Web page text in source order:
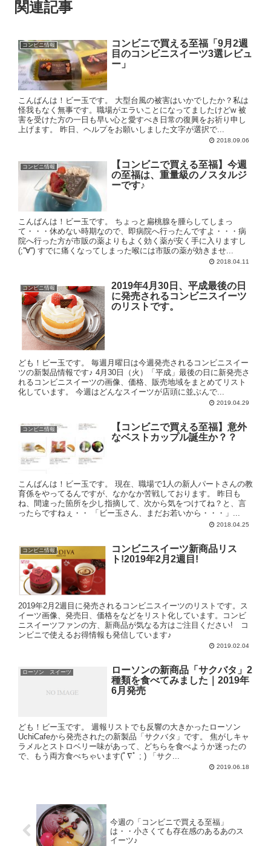
関連記事
コンビニ情報
コンビニで買える至福「9月2週
目のコンビニスイーツ3選レビュ
ー」
こんばんは！ビー玉です。 大型台風の被害はいかでしたか？私は
怪我もなく無事です。職場がエラいことになってましたけどw 被
害を受けた方の一日も早い心と愛すべき日常の復興をお祈り申し
上げます。 昨日、ヘルプをお願いしました文字が選択で...
2018.09.06
コンビニ情報
【コンビニで買える至福】今週
の至福は、重量級のノスタルジ
ーです♪
こんばんは！ビー玉です。 ちょっと扁桃腺を腫らしてしまっ
て・・・休めない時期なので、即病院へ行ったんですよ・・・病
院へ行った方が市販の薬よりもよく効く薬が安く手に入りますし
(;''∀'') すでに痛くなってしまった喉には市販の薬が効きませ...
2018.04.11
コンビニ情報
2019年4月30日、平成最後の日
に発売されるコンビニスイーツ
のリストです。
ども！ビー玉です。 毎週月曜日は今週発売されるコンビニスイー
ツの新製品情報です♪ 4月30日（火）「平成」最後の日に新発売さ
れるコンビニスイーツの画像、価格、販売地域をまとめてリスト
化しています。 今週はどんなスイーツが店頭に並ぶんで...
2019.04.29
コンビニ情報
【コンビニで買える至福】意外
なベストカップル誕生か？？
こんばんは！ビー玉です。 現在、職場で1人の新人パートさんの教
育係をやってるんですが、なかなか苦戦しております。 昨日も
ね、間違った箇所を少し指摘して、次から気をつけてね？と、言
ったらですねぇ・・ 「ビー玉さん、まだお若いから・・・」...
2018.04.25
コンビニ情報
コンビニスイーツ新商品リス
ト!2019年2月2週目!
2019年2月2週目に発売されるコンビニスイーツのリストです。ス
イーツ画像、発売日、価格をなどをリスト化しています。コンビ
ニスイーツファンの方、新商品が気なる方はご注目ください! コ
ンビニで使えるお得情報も発信しています♪
2019.02.04
ローソン スイーツ
ローソンの新商品「サクバタ」2
種類を食べてみました｜2019年
6月発売
ども！ビー玉です。 週報リストでも反響の大きかったローソン
UchiCafeから発売されたの新製品「サクバタ」です。 焦がしキャ
ラメルとストロベリー味があって、どちらを食べようか迷ったの
で、もう両方食べちゃいます(ﾟ∇ﾟ ; ) 「サク...
2019.06.18
今週の「コンビニで買える至福」
は・・小さくても存在感のあるあのス
イーツ♪